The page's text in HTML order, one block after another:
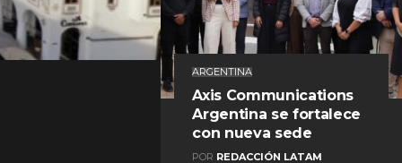
ARGENTINA
Axis Communications
Argentina se fortalece
con nueva sede
POR REDACCIÓN LATAM